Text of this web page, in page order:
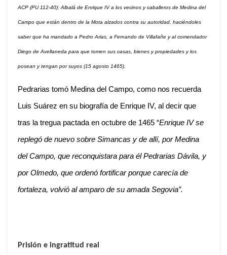
ACP (PU 112-40): Albalá de Enrique IV a los vecinos y caballeros de Medina del
Campo que están dentro de la Mota alzados contra su autoridad, haciéndoles
saber que ha mandado a Pedro Arias, a Fernando de Villafañe y al comendador
Diego de Avellaneda para que tomen sus casas, bienes y propiedades y los
posean y tengan por suyos (15 agosto 1465).
Pedrarias tomó Medina del Campo, como nos recuerda
Luis Suárez en su biografía de Enrique IV, al decir que
tras la tregua pactada en octubre de 1465 “Enrique IV se
replegó de nuevo sobre Simancas y de allí, por Medina
del Campo, que reconquistara para él Pedrarias Dávila, y
por Olmedo, que ordenó fortificar porque carecía de
fortaleza, volvió al amparo de su amada Segovia”.
Prisión e ingratitud real